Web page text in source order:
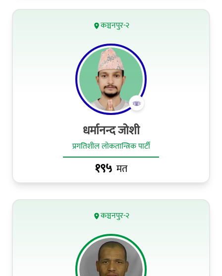
कञ्चनपुर-२
धर्मानन्द जोशी
प्रगतिशील लोकतान्त्रिक पार्टी
१९५ मत
कञ्चनपुर-२